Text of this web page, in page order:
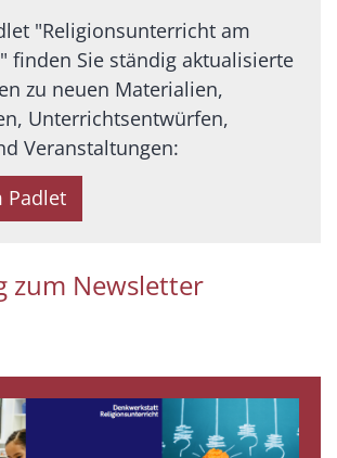
"Religionsunterricht am
finden Sie ständig aktualisierte
zu neuen Materialien,
Unterrichtsentwürfen,
Veranstaltungen:
Padlet
zum Newsletter